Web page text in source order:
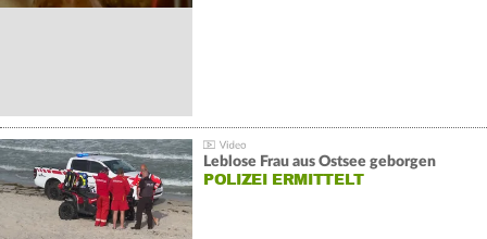
Leblose Frau aus Ostsee geborgen
POLIZEI ERMITTELT